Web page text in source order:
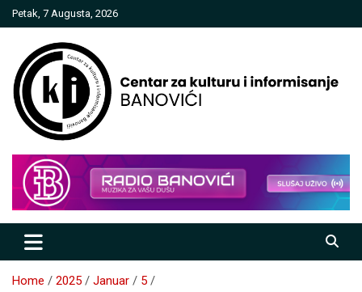
Skip
to
Petak, 7 Augusta, 2026
Centar za kulturu i informisanje
Banovići
Home 2025 Januar
5